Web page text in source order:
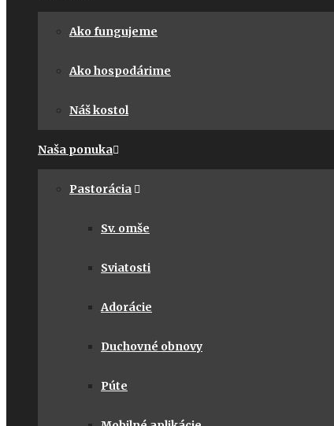
Ako fungujeme
Ako hospodárime
Náš kostol
Naša ponuka
Pastorácia
Sv. omše
Sviatosti
Adorácie
Duchovné obnovy
Púte